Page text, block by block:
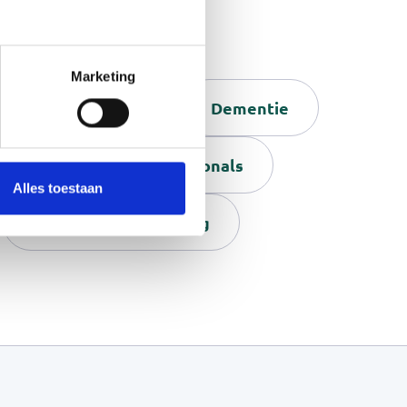
Marketing
Alles toestaan
jij meer wil weten.
Waardering Dementie
Voor professionals
Consulent mantelzorg